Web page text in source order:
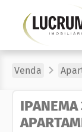
Venda
IPANEMA